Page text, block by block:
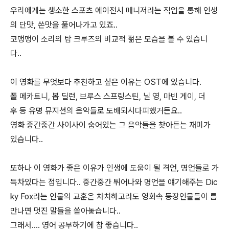
우리에게는 생소한 스포츠 에이전시 매니저라는 직업을 통해 인생
의 단맛, 쓴맛을 풀어나가고 있죠..
코맹맹이 소리의 탐 크루즈의 비교적 젊은 모습을 볼 수 있습니
다..
이 영화를 무엇보다 추천하고 싶은 이유는 OST에 있습니다.
폴 메카트니, 봅 딜런, 브루스 스프링스틴, 닐 영, 마빈 게이, 더
후 등 유명 뮤지션의 음악들로 도배되시다피했거든요..
영화 중간중간 사이사이 숨어있는 그 음악들을 찾아듣는 재미가
있습니다..
또하나 이 영화가 좋은 이유가 인생에 도움이 될 격언, 명언들로 가
득차있다는 점입니다.. 중간중간 튀어나와 명언을 얘기해주는 Dic
ky Fox라는 인물의 교훈은 차치하고라도 영화속 등장인물들이 틈
만나면 멋진 말들을 쏟아놓습니다..
그래서.... 영어 공부하기에 참 좋습니다..